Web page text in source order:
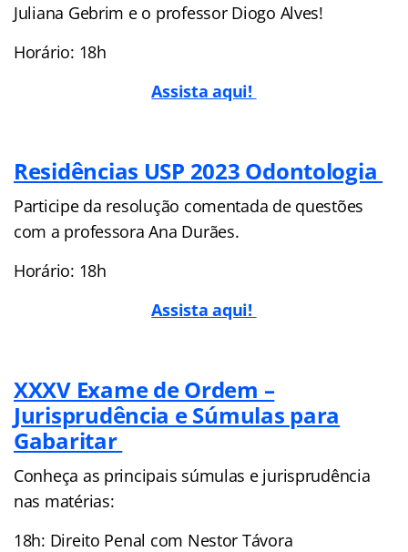
Juliana Gebrim e o professor Diogo Alves!
Horário: 18h
Assista aqui!
Residências USP 2023 Odontologia
Participe da resolução comentada de questões
com a professora Ana Durães.
Horário: 18h
Assista aqui!
XXXV Exame de Ordem –
Jurisprudência e Súmulas para
Gabaritar
Conheça as principais súmulas e jurisprudência
nas matérias:
18h: Direito Penal com Nestor Távora